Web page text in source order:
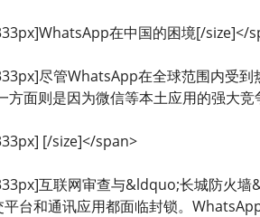
在中国的困境[/size]</
尽管WhatsApp在全球范围内受到
方面则是因为微信等本土应用的强大
[/size]</span>
互联网审查与&ldquo;长城防火墙
台和通讯应用都面临封锁。